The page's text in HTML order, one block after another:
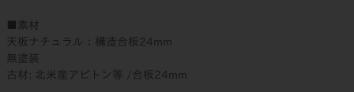
■素材
天板ナチュラル：構造合板24mm
無塗装
古材: 北米産アピトン等 /合板24mm